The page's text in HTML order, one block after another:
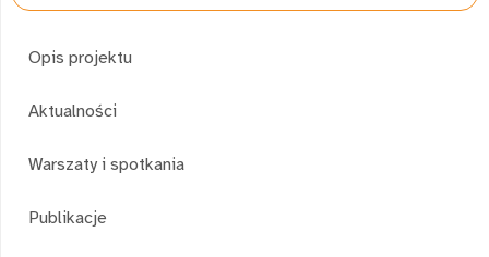
Opis projektu
Aktualności
Warszaty i spotkania
Publikacje